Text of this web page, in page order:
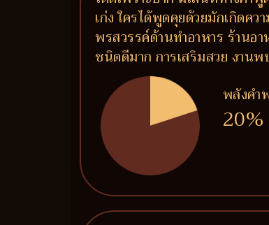
เก่ง ใครได้พูดคุยด้วยมักเกิดค
พรสวรรค์ด้านทำอาหาร ร้านอ
ชนิดดีมาก การเสริมสวย งาน
พลังคำ
20%